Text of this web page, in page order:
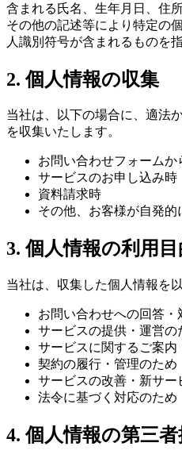
含まれる氏名、生年月日、住
その他の記述等により特定の
人識別符号が含まれるものを指
2. 個人情報の収集
当社は、以下の場合に、適法
を収集いたします。
お問い合わせフォームか
サービスのお申し込み時
資料請求時
その他、お客様が自発
3. 個人情報の利用目
当社は、収集した個人情報を
お問い合わせへの回答・
サービスの提供・運営の
サービスに関するご案内
契約の履行・管理のため
サービスの改善・新サー
法令に基づく対応のため
4. 個人情報の第三